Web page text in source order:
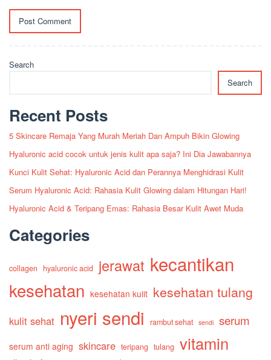
Search
Search
Recent Posts
5 Skincare Remaja Yang Murah Meriah Dan Ampuh Bikin Glowing
Hyaluronic acid cocok untuk jenis kulit apa saja? Ini Dia Jawabannya
Kunci Kulit Sehat: Hyaluronic Acid dan Perannya Menghidrasi Kulit
Serum Hyaluronic Acid: Rahasia Kulit Glowing dalam Hitungan Hari!
Hyaluronic Acid & Teripang Emas: Rahasia Besar Kulit Awet Muda
Categories
collagen hyaluronic acid jerawat kecantikan
kesehatan kesehatan kulit kesehatan tulang
kulit sehat nyeri sendi rambut sehat sendi serum
serum anti aging skincare teripang tulang vitamin